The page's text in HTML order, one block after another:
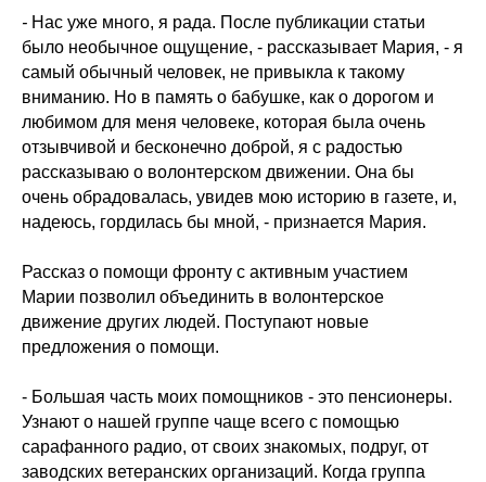
- Нас уже много, я рада. После публикации статьи
было необычное ощущение, - рассказывает Мария, - я
самый обычный человек, не привыкла к такому
вниманию. Но в память о бабушке, как о дорогом и
любимом для меня человеке, которая была очень
отзывчивой и бесконечно доброй, я с радостью
рассказываю о волонтерском движении. Она бы
очень обрадовалась, увидев мою историю в газете, и,
надеюсь, гордилась бы мной, - признается Мария.
Рассказ о помощи фронту с активным участием
Марии позволил объединить в волонтерское
движение других людей. Поступают новые
предложения о помощи.
- Большая часть моих помощников - это пенсионеры.
Узнают о нашей группе чаще всего с помощью
сарафанного радио, от своих знакомых, подруг, от
заводских ветеранских организаций. Когда группа